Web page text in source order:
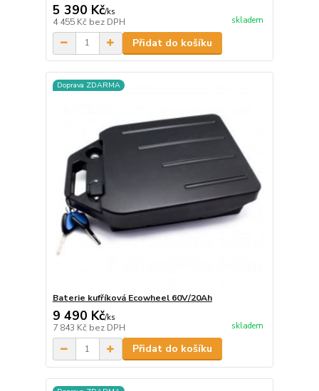
5 390 Kč/ks
4 455 Kč bez DPH skladem
Přidat do košíku
Doprava ZDARMA
Baterie kufříková Ecowheel 60V/20Ah
9 490 Kč/ks
7 843 Kč bez DPH skladem
Přidat do košíku